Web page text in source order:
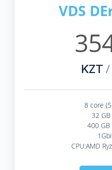
VDS
KZT /
8 core
32 GB
400 GB
CPU:AMD